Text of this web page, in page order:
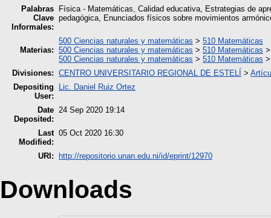
Palabras
Clave
Informales:
Física - Matemáticas, Calidad educativa, Estrategias de
pedagógica, Enunciados físicos sobre movimientos
Materias:
500 Ciencias naturales y matemáticas > 510 Matemáticas
500 Ciencias naturales y matemáticas > 510 Matemáticas
500 Ciencias naturales y matemáticas > 510 Matemáticas
Divisiones: CENTRO UNIVERSITARIO REGIONAL DE ESTELÍ >
Depositing
User:
Lic. Daniel Ruiz Ortez
Date
Deposited:
24 Sep 2020 19:14
Last
Modified:
05 Oct 2020 16:30
URI: http://repositorio.unan.edu.ni/id/eprint/12970
Downloads